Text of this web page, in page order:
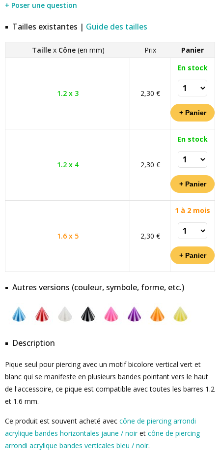
+ Poser une question
Tailles existantes | Guide des tailles
Taillex Cône(en mm) Prix Panier
1.2 x 3 2,30 €
En stock
1.2 x 4 2,30 €
En stock
1.6 x 5 2,30 €
1 à 2 mois
Autres versions (couleur, symbole, forme, etc.)
Description
Pique seul pour piercing avec un motif bicolore vertical vert et
blanc qui se manifeste en plusieurs bandes pointant vers le haut
de l'accessoire, ce pique est compatible avec toutes les barres 1.2
et 1.6 mm.
Ce produit est souvent acheté avec cône de piercing arrondi
acrylique bandes horizontales jaune / noiret cône de piercing
arrondi acrylique bandes verticales bleu / noir.